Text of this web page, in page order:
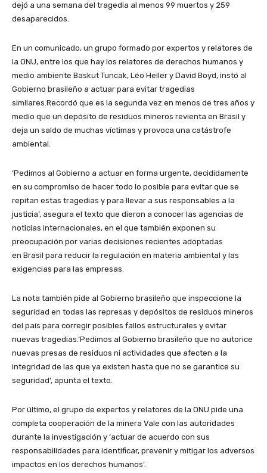
dejó a una semana del tragedia al menos 99 muertos y 259
desaparecidos.
En un comunicado, un grupo formado por expertos y relatores de
la ONU, entre los que hay los relatores de derechos humanos y
medio ambiente Baskut Tuncak, Léo Heller y David Boyd, instó al
Gobierno brasileño a actuar para evitar tragedias
similares.Recordó que es la segunda vez en menos de tres años y
medio que un depósito de residuos mineros revienta en Brasil y
deja un saldo de muchas víctimas y provoca una catástrofe
ambiental.
‘Pedimos al Gobierno a actuar en forma urgente, decididamente
en su compromiso de hacer todo lo posible para evitar que se
repitan estas tragedias y para llevar a sus responsables a la
justicia’, asegura el texto que dieron a conocer las agencias de
noticias internacionales, en el que también exponen su
preocupación por varias decisiones recientes adoptadas
en Brasil para reducir la regulación en materia ambiental y las
exigencias para las empresas.
La nota también pide al Gobierno brasileño que inspeccione la
seguridad en todas las represas y depósitos de residuos mineros
del país para corregir posibles fallos estructurales y evitar
nuevas tragedias.’Pedimos al Gobierno brasileño que no autorice
nuevas presas de residuos ni actividades que afecten a la
integridad de las que ya existen hasta que no se garantice su
seguridad’, apunta el texto.
Por último, el grupo de expertos y relatores de la ONU pide una
completa cooperación de la minera Vale con las autoridades
durante la investigación y ‘actuar de acuerdo con sus
responsabilidades para identificar, prevenir y mitigar los adversos
impactos en los derechos humanos’.